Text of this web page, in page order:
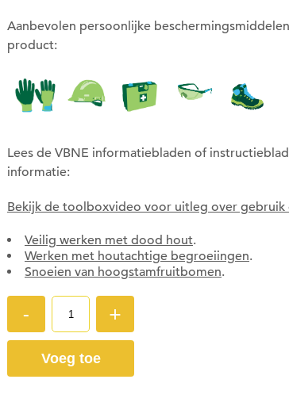
Aanbevolen persoonlijke
product:
Lees de VBNE informatiebladen of
informatie:
Bekijk de toolboxvideo voor uitleg over gebruik
Veilig werken met dood hout.
Werken met houtachtige begroeiingen.
Snoeien van hoogstamfruitbomen.
- +
Voeg toe
te slaan moet je
kunnen lenen